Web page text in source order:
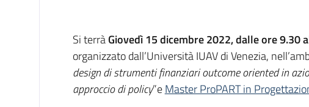
Introduzione
Si terràGiovedì15 dicembre 2022, dalle ore 9.30
organizzato dall’Università IUAV di Venezia,
design di strumenti finanziari outcome oriented in
approccio di policy”eMaster ProPART in